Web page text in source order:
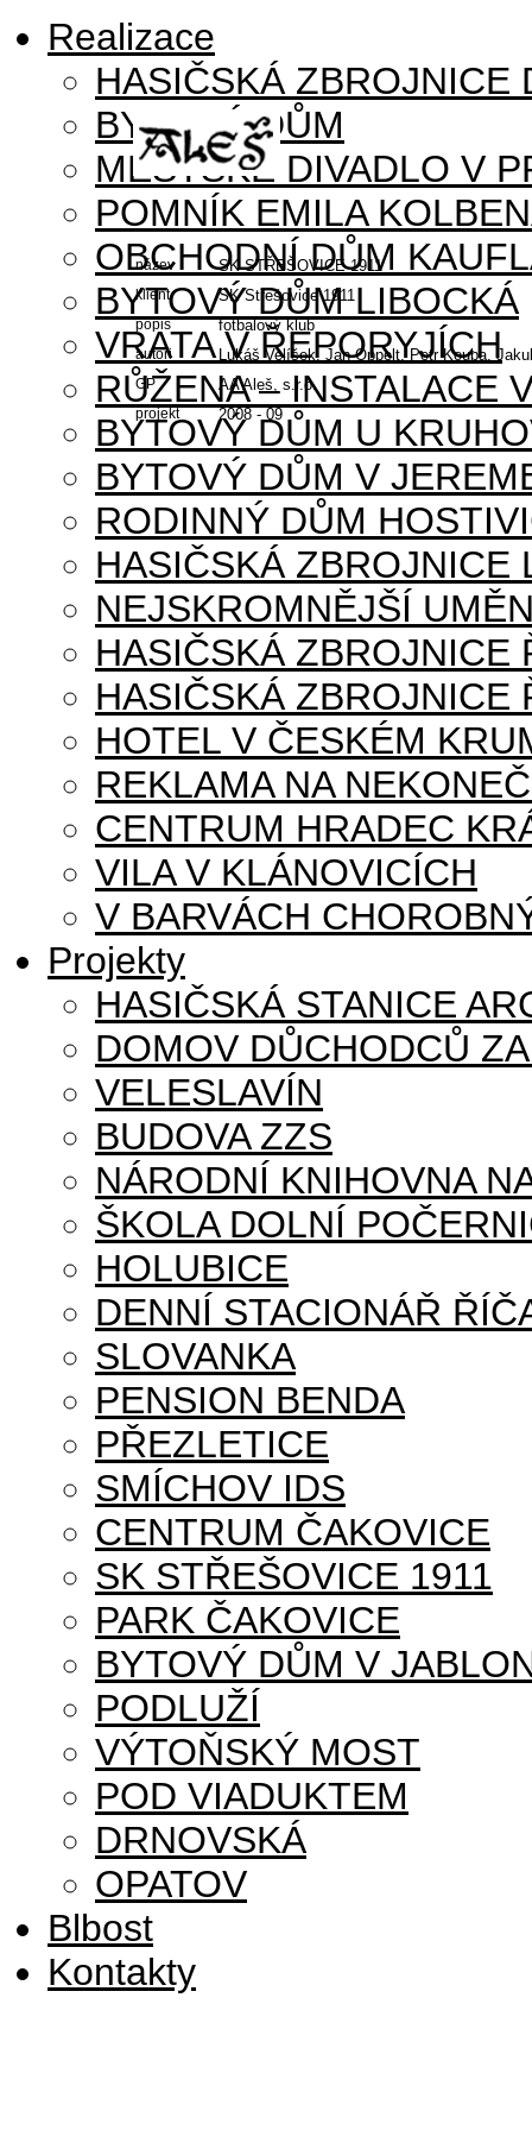
Realizace
HASIČSKÁ ZBROJNICE
BYTOVÝ DŮM
MĚSTSKÉ DIVADLO V
POMNÍK EMILA
OBCHODNÍ DŮM
BYTOVÝ DŮM LIBOCKÁ
VRATA V ŘEPORYJÍCH
RŮŽENA – INSTALACE
BYTOVÝ DŮM U
BYTOVÝ DŮM V
RODINNÝ DŮM
HASIČSKÁ ZBROJNICE
NEJSKROMNĚJŠÍ
HASIČSKÁ ZBROJNICE
HASIČSKÁ ZBROJNICE
HOTEL V ČESKÉM
REKLAMA NA
CENTRUM HRADEC
VILA V KLÁNOVICÍCH
V BARVÁCH
Projekty
HASIČSKÁ STANICE
DOMOV DŮCHODCŮ
VELESLAVÍN
BUDOVA ZZS
NÁRODNÍ KNIHOVNA
ŠKOLA DOLNÍ
HOLUBICE
DENNÍ STACIONÁŘ
SLOVANKA
PENSION BENDA
PŘEZLETICE
SMÍCHOV IDS
CENTRUM ČAKOVICE
SK STŘEŠOVICE 1911
PARK ČAKOVICE
BYTOVÝ DŮM V
PODLUŽÍ
VÝTOŇSKÝ MOST
POD VIADUKTEM
DRNOVSKÁ
OPATOV
Blbost
Kontakty
název SK STŘEŠOVICE 1911
klient SK Střešovice 1911
popis fotbalový klub
autoři Lukáš Velíšek, Jan Oppelt, Petr Kouba,
GP AA Aleš, s.r.o.
projekt 2008 - 09